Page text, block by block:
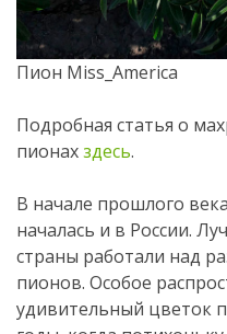
Пион Miss_America
Подробная статья о
пионахздесь.
В начале прошлого
началась и в России.
страны работали над
пионов. Особое
удивительный цветок